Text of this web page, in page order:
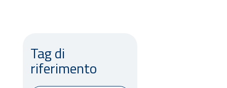
Tag di
riferimento